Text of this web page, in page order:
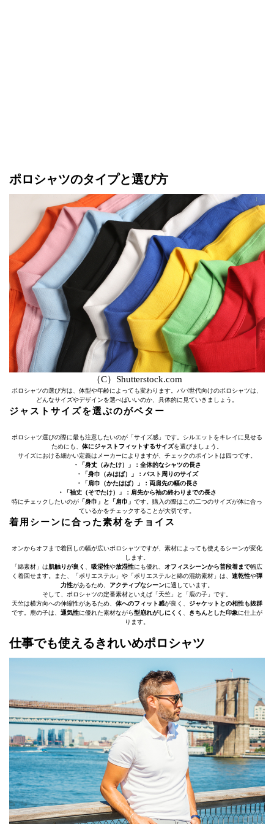
ポロシャツのタイプと選び方
（C）Shutterstock.com
ポロシャツの選び方は、体型や年齢によっても変わります。パパ世代向けのポロシャツは、
どんなサイズやデザインを選べばいいのか、具体的に見ていきましょう。
ジャストサイズを選ぶのがベター
ポロシャツ選びの際に最も注意したいのが「サイズ感」です。シルエットをキレイに見せる
ためにも、 体にジャストフィットするサイズを選びましょう。
サイズにおける細かい定義はメーカーによりますが、チェックのポイントは四つです。
・「身丈（みたけ）」：全体的なシャツの長さ
・「身巾（みはば）」：バスト周りのサイズ
・「肩巾（かたはば）」：両肩先の幅の長さ
・「袖丈（そでたけ）」：肩先から袖の終わりまでの長さ
特にチェックしたいのが 「身巾」と「肩巾」 です。購入の際はこの二つのサイズが体に合っ
ているかをチェックすることが大切です。
着用シーンに合った素材をチョイス
オンからオフまで着回しの幅が広いポロシャツですが、素材によっても使えるシーンが変化
します。
「綿素材」は 肌触りが良く 吸湿性や放湿性にも優れ、 オフィスシーンから普段着まで幅広
く着回せます。また、「ポリエステル」や「ポリエステルと綿の混紡素材」は、 速乾性や弾
力性があるため、 アクティブなシーンに適しています。
そして、ポロシャツの定番素材といえば「天竺」と「鹿の子」です。
天竺は横方向への伸縮性があるため、 体へのフィット感が良く、 ジャケットとの相性も抜群
です。鹿の子は、 通気性に優れた素材ながら型崩れがしにくく きちんとした印象に仕上が
ります。
仕事でも使えるきれいめポロシャツ